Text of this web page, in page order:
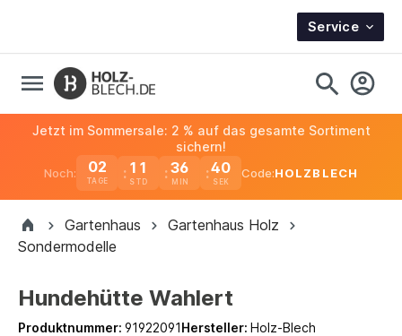
Service
Noch: 02
TAGE
11 36 40
Jetzt im Sommersale: 2 % auf das gesamte Sortiment
sichern!
Code:HOLZBLECH
Gartenhaus
Gartenhaus Holz
Sondermodelle
Hundehütte Wahlert
Produktnummer: 91922091Hersteller: Holz-Blech